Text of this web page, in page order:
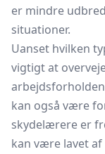
er mindre
situationer.
Uanset hvilken
vigtigt at
kan også være
skydelærere er
kan være lavet